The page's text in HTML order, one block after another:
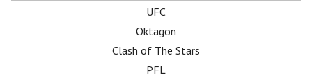
UFC
Oktagon
Clash of The Stars
PFL